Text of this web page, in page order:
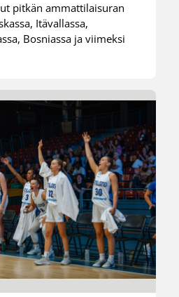
pitkän ammattilaisuran
Itävallassa,
Bosniassa ja viimeksi